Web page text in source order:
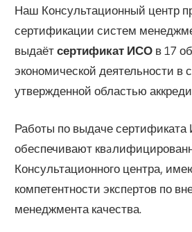
Наш Консультационный центр
сертификации систем
выдаётсертификат ИСО в 17
экономической деятельности в
утвержденной областью
Работы по выдаче
обеспечивают
Консультационного центра,
компетентности экспeртов по
менеджмента качества.